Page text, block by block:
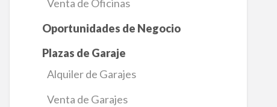
Venta de Oficinas
Oportunidades de Negocio
Plazas de Garaje
Alquiler de Garajes
Venta de Garajes